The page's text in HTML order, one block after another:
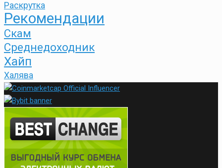
Раскрутка
Рекомендации
Скам
Среднедоходник
Хайп
Халява